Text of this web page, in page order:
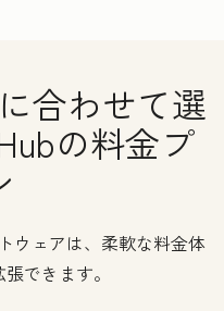
合わせて選
の料金プ
ウェアは、柔軟な料金体
できます。